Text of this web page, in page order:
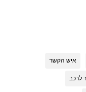
איש הקשר
לרכב